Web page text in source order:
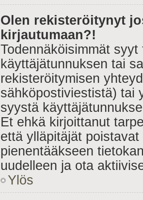
Olen rekisteröitynyt
kirjautumaan?!
Todennäköisimmät
käyttäjätunnuksen tai
rekisteröitymisen
sähköpostiviestistä) tai
syystä
Et ehkä kirjoittanut
että ylläpitäjät
pienentääkseen
uudelleen ja ota
Ylös